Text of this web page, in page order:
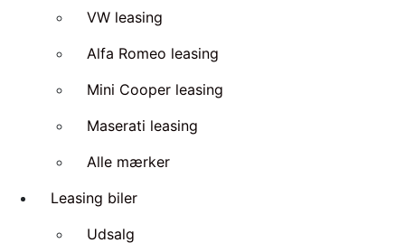
VW leasing
Alfa Romeo leasing
Mini Cooper leasing
Maserati leasing
Alle mærker
Leasing biler
Udsalg